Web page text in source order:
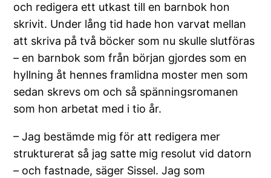
och redigera ett utkast till en barnbok hon
skrivit. Under lång tid hade hon varvat mellan
att skriva på två böcker som nu skulle slutföras
– en barnbok som från början gjordes som en
hyllning åt hennes framlidna moster men som
sedan skrevs om och så spänningsromanen
som hon arbetat med i tio år.
– Jag bestämde mig för att redigera mer
strukturerat så jag satte mig resolut vid datorn
– och fastnade, säger Sissel. Jag som